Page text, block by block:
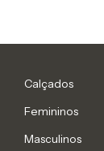
Calçados
Femininos
Masculinos